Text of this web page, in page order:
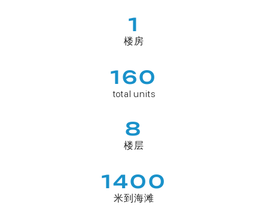
1
楼房
160
total units
8
楼层
1400
米到海滩